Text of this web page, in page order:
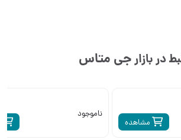
در بازارجی متاس
مشاهده
ناموجود